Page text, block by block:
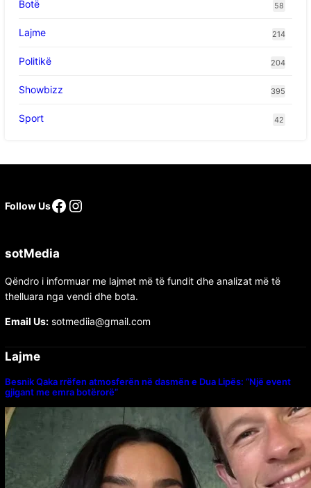
Botë
58
Lajme 214
Politikë 204
Showbizz 395
Sport 42
Follow Us
sotMedia
Qëndro i informuar me lajmet më të fundit dhe analizat më të
thelluara nga vendi dhe bota.
Email Us:sotmediia@gmail.com
Lajme
Besnik Qaka rrëfen atmosferën në dasmën e Dua Lipës: “Një event
gjigant me emra botërorë”